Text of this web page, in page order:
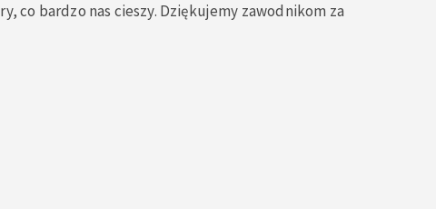
co bardzo nas cieszy. Dziękujemy zawodnikom za